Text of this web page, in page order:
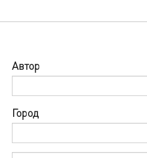
Автор
Город